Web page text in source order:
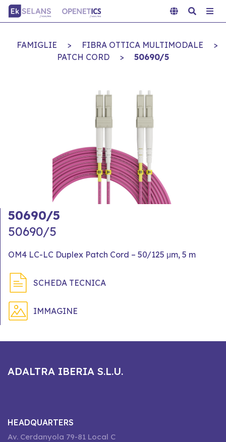
FAMIGLIE > FIBRA OTTICA MULTIMODALE
>
PATCH CORD
> 50690/5
50690/5
50690/5
OM4 LC-LC Duplex Patch Cord – 50/125 μm, 5 m
SCHEDA TECNICA
IMMAGINE
ADALTRA IBERIA S.L.U.
HEADQUARTERS
Av. Cerdanyola 79-81 Local C